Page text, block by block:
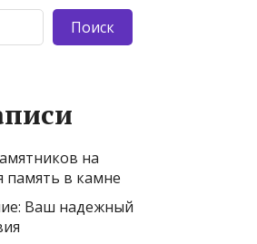
Поиск
на
память в камне
Ваш надежный